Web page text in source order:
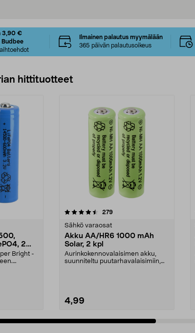
3,90 €
Ilmainen palautus myymälään
365 päivän palautusoikeus
hittituotteet
2
Bright -
279arvostelut
Sähkö varaosat
Akku AA/HR6 1000 mAh
Solar, 2 kpl
Aurinkokennovalaisimen akku,
suunniteltu puutarhavalaisimiin,
4,99
4.5 viidestä